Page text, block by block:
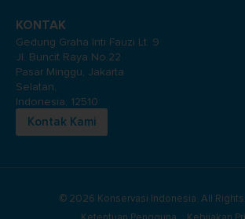
KONTAK
Gedung Graha Inti Fauzi Lt. 9
Jl. Buncit Raya No.22
Pasar Minggu, Jakarta
Selatan,
Indonesia, 12510
Kontak Kami
© 2026 Konservasi Indonesia. All